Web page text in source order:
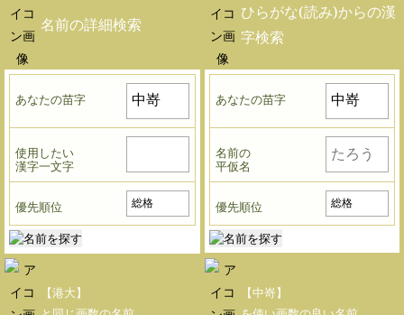
名前の詳細検索
あなたの苗字
使用したい
漢字一文字
優先順位
ひらがな(読み)からの漢
字検索
あなたの苗字
名前の
平仮名
優先順位
【港大】
【中嵜】